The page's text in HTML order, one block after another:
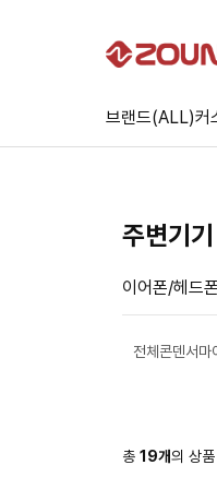
브랜드(ALL)커
주변기기
이어폰/헤드폰
전체콘덴서마
총 19개의 상품